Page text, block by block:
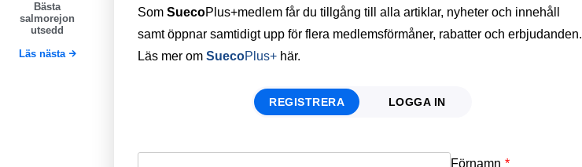
Bästa
salmorejon
utsedd
Läs nästa
Som SuecoPlus+medlem får du tillgång till alla artiklar, nyheter och innehåll
samt öppnar samtidigt upp för flera medlemsförmåner, rabatter och erbjudanden.
Läs mer om SuecoPlus+ här.
REGISTRERA LOGGA IN
Förnamn *
Email